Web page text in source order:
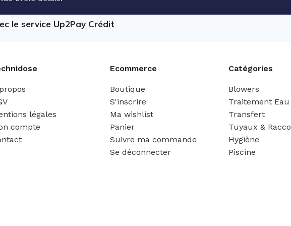
le service Up2Pay Crédit
légales
compte
Ecommerce
Boutique
S'inscrire
Ma wishlist
Panier
Suivre ma commande
Se déconnecter
Catégories
Blowers
Traitement Eau
Transfert
Tuyaux &
Hygiène
Piscine